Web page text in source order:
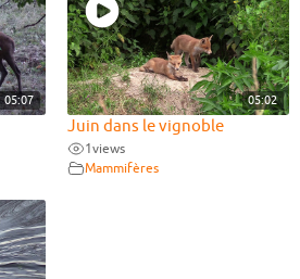
05:07 05:02
Juin dans le vignoble
1views
Mammifères